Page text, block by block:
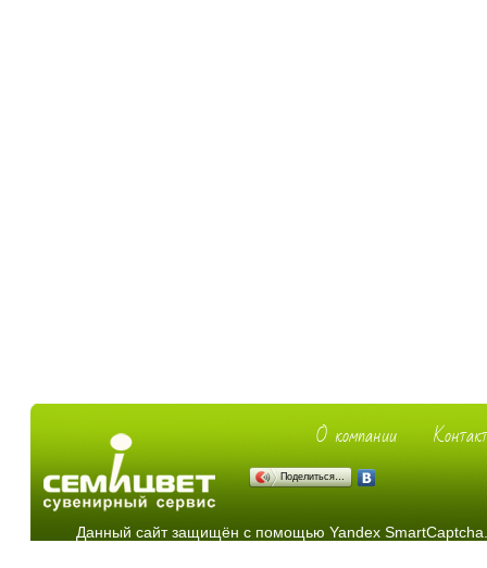
О компании
Поделиться…
Данный сайт защищён с помощью Yandex